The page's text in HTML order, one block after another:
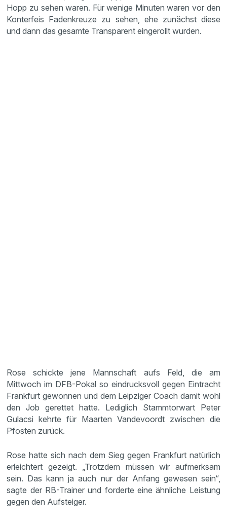
Hopp zu sehen waren. Für wenige Minuten waren vor den
Konterfeis Fadenkreuze zu sehen, ehe zunächst diese
und dann das gesamte Transparent eingerollt wurden.
Rose schickte jene Mannschaft aufs Feld, die am
Mittwoch im DFB-Pokal so eindrucksvoll gegen Eintracht
Frankfurt gewonnen und dem Leipziger Coach damit wohl
den Job gerettet hatte. Lediglich Stammtorwart Peter
Gulacsi kehrte für Maarten Vandevoordt zwischen die
Pfosten zurück.
Rose hatte sich nach dem Sieg gegen Frankfurt natürlich
erleichtert gezeigt. „Trotzdem müssen wir aufmerksam
sein. Das kann ja auch nur der Anfang gewesen sein“,
sagte der RB-Trainer und forderte eine ähnliche Leistung
gegen den Aufsteiger.